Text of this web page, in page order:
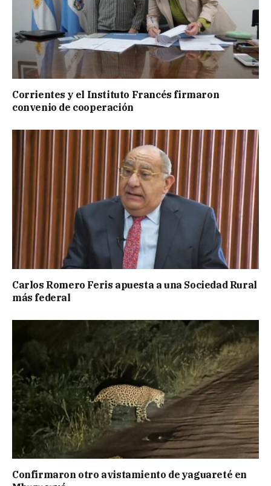
Corrientes y el Instituto Francés firmaron
convenio de cooperación
Carlos Romero Feris apuesta a una Sociedad Rural
más federal
Confirmaron otro avistamiento de yaguareté en